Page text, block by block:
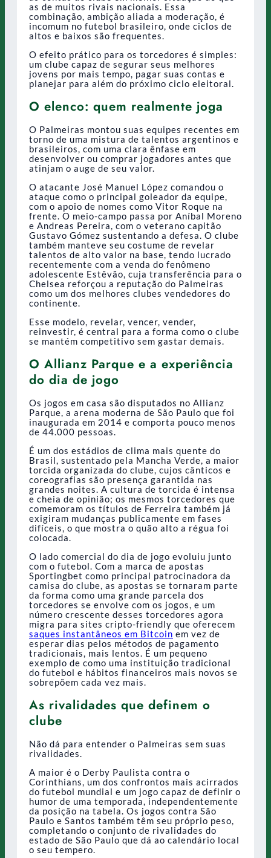
as de muitos rivais nacionais. Essa
combinação, ambição aliada a moderação, é
incomum no futebol brasileiro, onde ciclos de
altos e baixos são frequentes.
O efeito prático para os torcedores é simples:
um clube capaz de segurar seus melhores
jovens por mais tempo, pagar suas contas e
planejar para além do próximo ciclo eleitoral.
O elenco: quem realmente joga
O Palmeiras montou suas equipes recentes em
torno de uma mistura de talentos argentinos e
brasileiros, com uma clara ênfase em
desenvolver ou comprar jogadores antes que
atinjam o auge de seu valor.
O atacante José Manuel López comandou o
ataque como o principal goleador da equipe,
com o apoio de nomes como Vitor Roque na
frente. O meio-campo passa por Aníbal Moreno
e Andreas Pereira, com o veterano capitão
Gustavo Gómez sustentando a defesa. O clube
também manteve seu costume de revelar
talentos de alto valor na base, tendo lucrado
recentemente com a venda do fenômeno
adolescente Estêvão, cuja transferência para o
Chelsea reforçou a reputação do Palmeiras
como um dos melhores clubes vendedores do
continente.
Esse modelo, revelar, vencer, vender,
reinvestir, é central para a forma como o clube
se mantém competitivo sem gastar demais.
O Allianz Parque e a experiência
do dia de jogo
Os jogos em casa são disputados no Allianz
Parque, a arena moderna de São Paulo que foi
inaugurada em 2014 e comporta pouco menos
de 44.000 pessoas.
É um dos estádios de clima mais quente do
Brasil, sustentado pela Mancha Verde, a maior
torcida organizada do clube, cujos cânticos e
coreografias são presença garantida nas
grandes noites. A cultura de torcida é intensa
e cheia de opinião; os mesmos torcedores que
comemoram os títulos de Ferreira também já
exigiram mudanças publicamente em fases
difíceis, o que mostra o quão alto a régua foi
colocada.
O lado comercial do dia de jogo evoluiu junto
com o futebol. Com a marca de apostas
Sportingbet como principal patrocinadora da
camisa do clube, as apostas se tornaram parte
da forma como uma grande parcela dos
torcedores se envolve com os jogos, e um
número crescente desses torcedores agora
migra para sites cripto-friendly que oferecem
saques instantâneos em Bitcoin em vez de
esperar dias pelos métodos de pagamento
tradicionais, mais lentos. É um pequeno
exemplo de como uma instituição tradicional
do futebol e hábitos financeiros mais novos se
sobrepõem cada vez mais.
As rivalidades que definem o
clube
Não dá para entender o Palmeiras sem suas
rivalidades.
A maior é o Derby Paulista contra o
Corinthians, um dos confrontos mais acirrados
do futebol mundial e um jogo capaz de definir o
humor de uma temporada, independentemente
da posição na tabela. Os jogos contra São
Paulo e Santos também têm seu próprio peso,
completando o conjunto de rivalidades do
estado de São Paulo que dá ao calendário local
o seu tempero.